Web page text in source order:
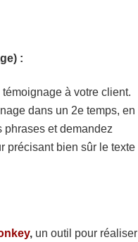
:
à votre client.
dans un 2e temps, en
phrases et demandez
précisant bien sûr le texte
, un outil pour réaliser